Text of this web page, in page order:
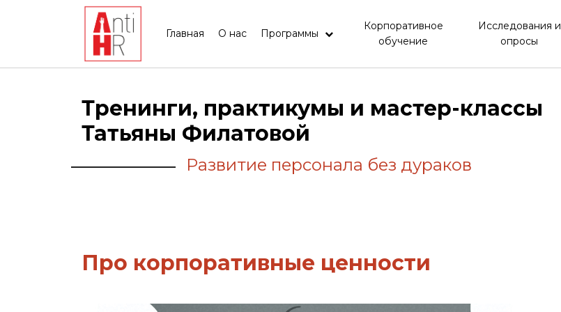
Главная О нас Программы
Корпоративное
обучение
Исследования и
опросы
Тренинги, практикумы и мастер-классы
Татьяны Филатовой
Развитие персонала без дураков
Про корпоративные ценности